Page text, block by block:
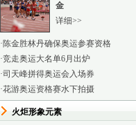
金
详细>>
·陈金胜林丹确保奥运参赛资格
·竞走奥运大名单6月出炉
·司天峰拼得奥运会入场券
·花游奥运资格赛水下拍摄
火炬形象元素